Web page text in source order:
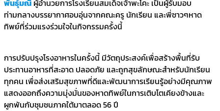
พันธุ์มณี ผู้อำนวยการโรงเรียนสมเด็จเจ้าพะโคะ เป็นผู้รับมอบ
ท่ามกลางบรรยากาศอบอุ่นจากคณะครู นักเรียน และพี่ชาวๆหาด
ทิพย์ที่ร่วมแรงร่วมใจในกิจกรรมครั้งนี้
การปรับปรุงโรงอาหารในครั้งนี้ มีวัตถุประสงค์เพื่อสร้างพื้นที่รับ
ประทานอาหารที่สะอาด ปลอดภัย และถูกสุขลักษณะสำหรับนักเรียน
ทุกคน เพื่อส่งเสริมสุขภาพที่ดีและพัฒนาการเรียนรู้อย่างมีคุณภาพ
แสดงออกถึงความมุ่งมั่นของหาดทิพย์ในการเติบโตเคียงข้างและ
ผูกพันกับชุมชนภาคใต้มาตลอด 56 ปี